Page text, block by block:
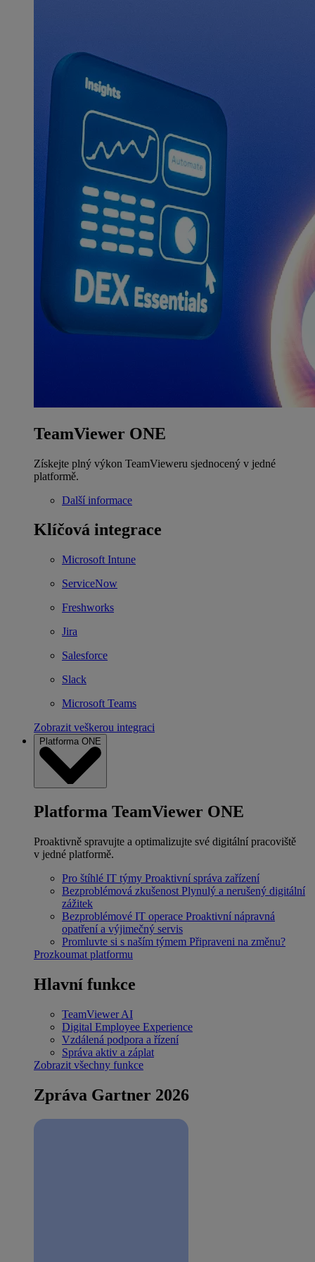
TeamViewer ONE
Získejte plný výkon TeamVieweru sjednocený v jedné
platformě.
Další informace
Klíčová integrace
Microsoft Intune
ServiceNow
Freshworks
Jira
Salesforce
Slack
Microsoft Teams
Zobrazit veškerou integraci
Platforma ONE
Platforma TeamViewer ONE
Proaktivně spravujte a optimalizujte své digitální pracoviště
v jedné platformě.
Pro štíhlé IT týmy Proaktivní správa zařízení
Bezproblémová zkušenost Plynulý a nerušený digitální
zážitek
Bezproblémové IT operace Proaktivní nápravná
opatření a výjimečný servis
Promluvte si s naším týmem Připraveni na změnu?
Prozkoumat platformu
Hlavní funkce
TeamViewer AI
Digital Employee Experience
Vzdálená podpora a řízení
Správa aktiv a záplat
Zobrazit všechny funkce
Zpráva Gartner 2026